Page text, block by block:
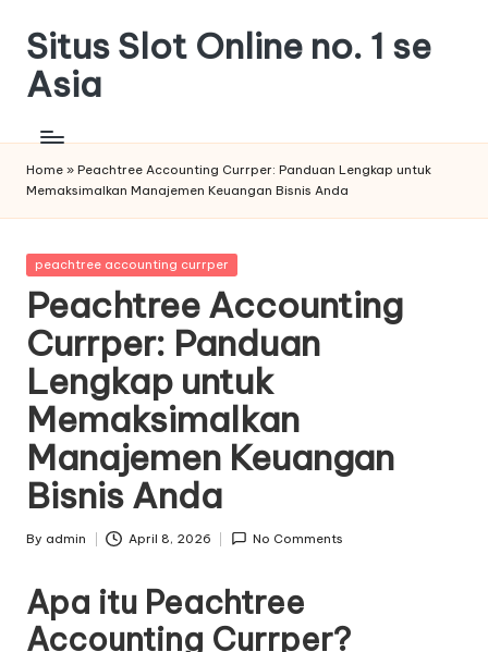
Skip
content
Situs Slot Online no. 1 se
Asia
Home » Peachtree Accounting Currper: Panduan Lengkap untuk
Memaksimalkan Manajemen Keuangan Bisnis Anda
Posted
peachtree accounting currper
Peachtree Accounting
Currper: Panduan
Lengkap untuk
Memaksimalkan
Manajemen Keuangan
Bisnis Anda
Posted
By admin April 8, 2026 No Comments
Apa itu Peachtree
Accounting Currper?